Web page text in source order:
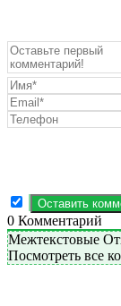
0 Комментарий
Межтекстовые
Посмотреть все